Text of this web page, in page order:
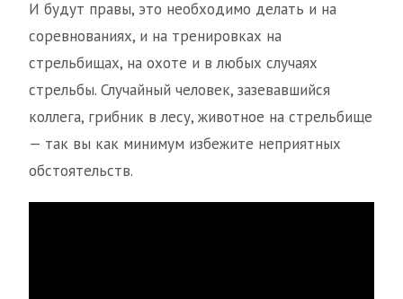
И будут правы, это необходимо делать и на
соревнованиях, и на тренировках на
стрельбищах, на охоте и в любых случаях
стрельбы. Случайный человек, зазевавшийся
коллега, грибник в лесу, животное на стрельбище
— так вы как минимум избежите неприятных
обстоятельств.